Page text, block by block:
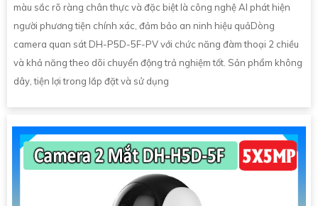
màu sắc rõ ràng chân thực và đặc biệt là công nghệ AI phát hiện
người phương tiện chính xác, đảm bảo an ninh hiệu quảDòng
camera quan sát DH-P5D-5F-PV với chức năng đàm thoại 2 chiều
và khả năng theo dõi chuyển động trả nghiệm tốt. Sản phẩm không
dây, tiện lợi trong lắp đặt và sử dụng